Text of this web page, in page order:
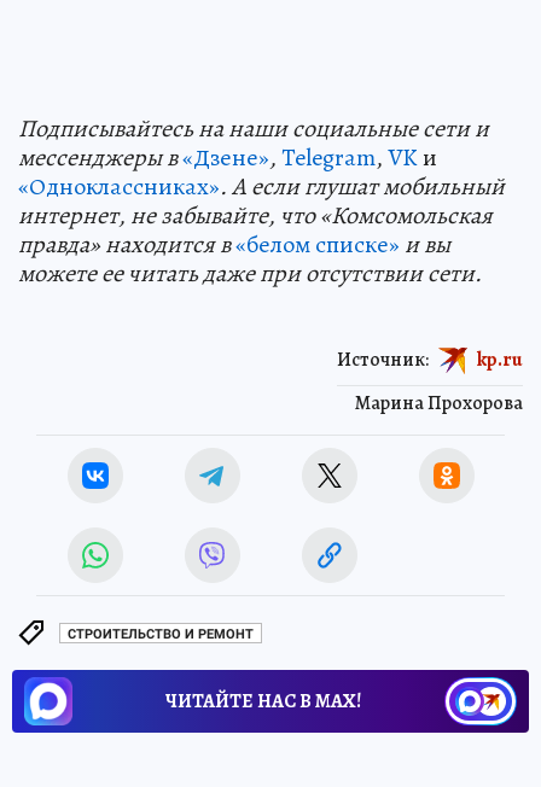
Подписывайтесь на наши социальные сети и
мессенджеры в«Дзене»,Telegram,VKи
«Одноклассниках». А если глушат мобильный
интернет, не забывайте, что «Комсомольская
правда» находится в«белом списке» и вы
можете ее читать даже при отсутствии сети.
Марина Прохорова
Источник: kp.ru
СТРОИТЕЛЬСТВО И РЕМОНТ
ЧИТАЙТЕ НАС В МАХ!